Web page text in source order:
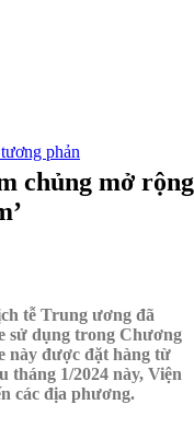
chủng mở rộng
tễ Trung ương đã
sử dụng trong Chương
này được đặt hàng từ
tháng 1/2024 này, Viện
các địa phương.